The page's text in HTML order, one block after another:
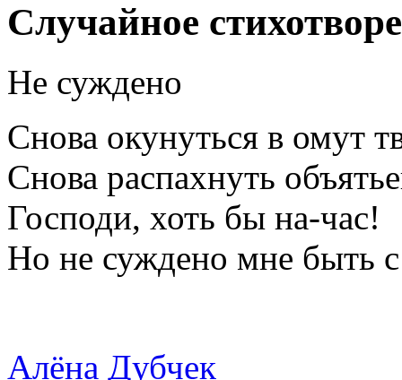
Случайное
Не суждено
Снова окунуться в омут
Снова распахнуть
Господи, хоть бы на-час!
Но не суждено мне быть
Алёна Дубчек